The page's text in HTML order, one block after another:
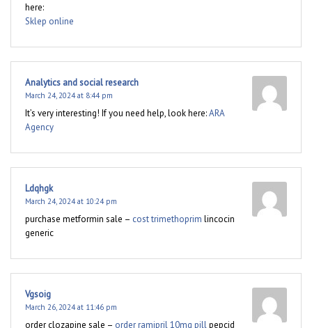
here:
Sklep online
Analytics and social research
March 24, 2024 at 8:44 pm
It’s very interesting! If you need help, look here:ARA
Agency
Ldqhgk
March 24, 2024 at 10:24 pm
purchase metformin sale – cost trimethoprim lincocin
generic
Vgsoig
March 26, 2024 at 11:46 pm
order clozapine sale – order ramipril 10mg pillpepcid